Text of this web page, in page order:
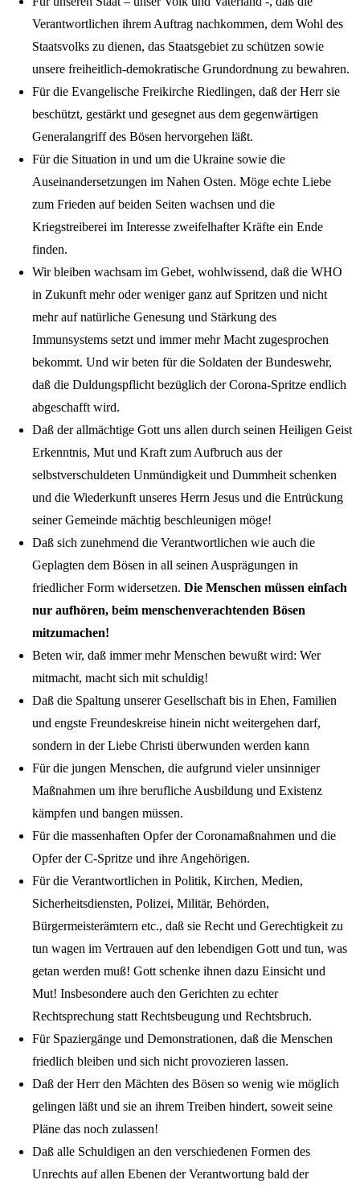
Verantwortlichen ihrem Auftrag nachkommen, dem Wohl des
Staatsvolks zu dienen, das Staatsgebiet zu schützen sowie
unsere freiheitlich-demokratische Grundordnung zu bewahren.
Für die Evangelische Freikirche Riedlingen, daß der Herr sie
beschützt, gestärkt und gesegnet aus dem gegenwärtigen
Generalangriff des Bösen hervorgehen läßt.
Für die Situation in und um die Ukraine sowie die
Auseinandersetzungen im Nahen Osten. Möge echte Liebe
zum Frieden auf beiden Seiten wachsen und die
Kriegstreiberei im Interesse zweifelhafter Kräfte ein Ende
finden.
Wir bleiben wachsam im Gebet, wohlwissend, daß die WHO
in Zukunft mehr oder weniger ganz auf Spritzen und nicht
mehr auf natürliche Genesung und Stärkung des
Immunsystems setzt und immer mehr Macht zugesprochen
bekommt. Und wir beten für die Soldaten der Bundeswehr,
daß die Duldungspflicht bezüglich der Corona-Spritze endlich
abgeschafft wird.
Daß der allmächtige Gott uns allen durch seinen Heiligen Geist
Erkenntnis, Mut und Kraft zum Aufbruch aus der
selbstverschuldeten Unmündigkeit und Dummheit schenken
und die Wiederkunft unseres Herrn Jesus und die Entrückung
seiner Gemeinde mächtig beschleunigen möge!
Daß sich zunehmend die Verantwortlichen wie auch die
Geplagten dem Bösen in all seinen Ausprägungen in
friedlicher Form widersetzen. Die Menschen müssen einfach
nur aufhören, beim menschenverachtenden Bösen
mitzumachen!
Beten wir, daß immer mehr Menschen bewußt wird: Wer
mitmacht, macht sich mit schuldig!
Daß die Spaltung unserer Gesellschaft bis in Ehen, Familien
und engste Freundeskreise hinein nicht weitergehen darf,
sondern in der Liebe Christi überwunden werden kann
Für die jungen Menschen, die aufgrund vieler unsinniger
Maßnahmen um ihre berufliche Ausbildung und Existenz
kämpfen und bangen müssen.
Für die massenhaften Opfer der Coronamaßnahmen und die
Opfer der C-Spritze und ihre Angehörigen.
Für die Verantwortlichen in Politik, Kirchen, Medien,
Sicherheitsdiensten, Polizei, Militär, Behörden,
Bürgermeisterämtern etc., daß sie Recht und Gerechtigkeit zu
tun wagen im Vertrauen auf den lebendigen Gott und tun, was
getan werden muß! Gott schenke ihnen dazu Einsicht und
Mut! Insbesondere auch den Gerichten zu echter
Rechtsprechung statt Rechtsbeugung und Rechtsbruch.
Für Spaziergänge und Demonstrationen, daß die Menschen
friedlich bleiben und sich nicht provozieren lassen.
Daß der Herr den Mächten des Bösen so wenig wie möglich
gelingen läßt und sie an ihrem Treiben hindert, soweit seine
Pläne das noch zulassen!
Daß alle Schuldigen an den verschiedenen Formen des
Unrechts auf allen Ebenen der Verantwortung bald der